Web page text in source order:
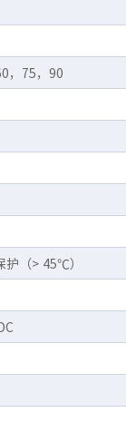
，75，90
（> 45℃）